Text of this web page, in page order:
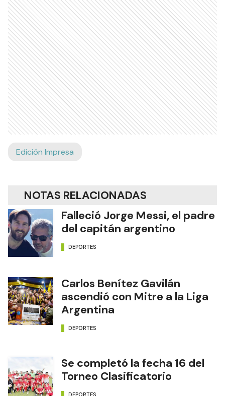
Edición Impresa
NOTAS RELACIONADAS
Falleció Jorge Messi, el padre
del capitán argentino
DEPORTES
Carlos Benítez Gavilán
ascendió con Mitre a la Liga
Argentina
DEPORTES
Se completó la fecha 16 del
Torneo Clasificatorio
DEPORTES